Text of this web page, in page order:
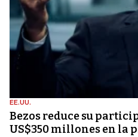
EE.UU.
Bezos reduce su
US$350 millones en la